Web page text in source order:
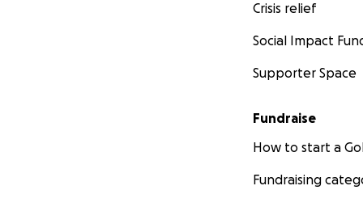
Crisis relief
Social Impact
Supporter Space
Fundraise
How to start a
Fundraising